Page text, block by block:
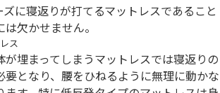
ズに寝返りが打てるマットレスであること
欠かせません。
ス
埋まってしまうマットレスでは寝返りの
要となり、腰をひねるように無理に動かな